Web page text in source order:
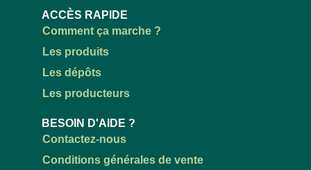
ACCÈS RAPIDE
Comment ça marche ?
Les produits
Les dépôts
Les producteurs
BESOIN D'AIDE ?
Contactez-nous
Conditions générales de vente